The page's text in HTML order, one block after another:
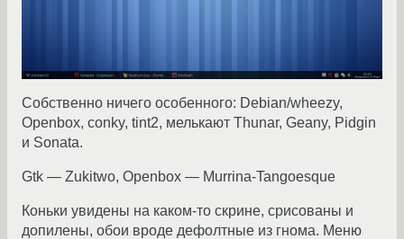
Собственно ничего особенного: Debian/wheezy,
Openbox, conky, tint2, мелькают Thunar, Geany, Pidgin
и Sonata.
Gtk — Zukitwo, Openbox — Murrina-Tangoesque
Коньки увидены на каком-то скрине, срисованы и
допилены, обои вроде дефолтные из гнома. Меню